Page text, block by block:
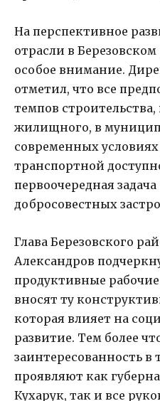
На перспективное
отрасли в
особое внимание.
отметил, что все
темпов
жилищного, в
современных
транспортной
первоочередная
добросовестных
Глава Березовского
Александров
продуктивные
вносят ту
которая влияет на
развитие. Тем более
заинтересованность в
проявляют как
Кухарук, так и все